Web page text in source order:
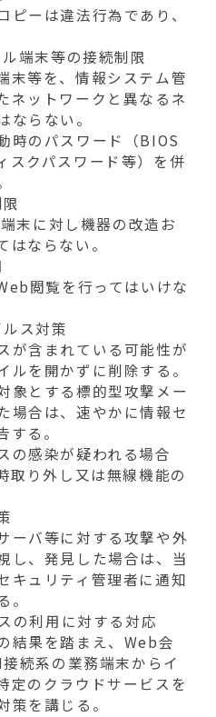
ーは違法行為であり、
端末等の接続制限
末等を、情報システム管
ネットワークと異なるネ
ならない。
時のパスワード（BIOS
スクパスワード等）を併
末に対し機器の改造お
はならない。
閲覧を行ってはいけな
ス対策
が含まれている可能性が
ルを開かずに削除する。
象とする標的型攻撃メー
場合は、速やかに情報セ
る。
の感染が疑われる場合
取り外し又は無線機能の
ーバ等に対する攻撃や外
し、発見した場合は、当
キュリティ管理者に通知
利用に対する対応
結果を踏まえ、Web会
続系の業務端末からイ
定のクラウドサービスを
策を講じる。